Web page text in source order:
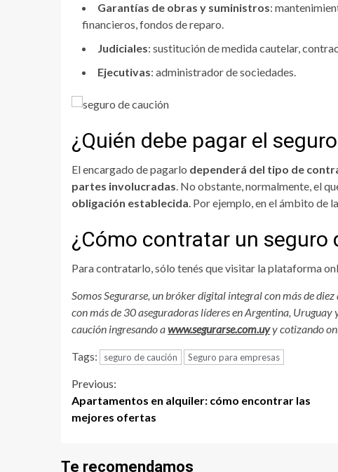
Garantías de obras y suministros:
financieros, fondos de reparo.
Judiciales: sustitución de medida cautelar,
Ejecutivas: administrador de sociedades.
¿Quién debe pagar el
El encargado de pagarlo dependerá del tipo de
partes involucradas. No obstante, normalmente, el
obligación establecida. Por ejemplo, en el ámbito de
¿Cómo contratar un seguro
Para contratarlo, sólo tenés que visitar la plataforma
Somos Segurarse, un bróker digital integral con más de
con más de 30 aseguradoras líderes en Argentina,
caución ingresando awww.segurarse.com.uyy cotizando
Tags: seguro de caución Seguro para empresas
Continue
Reading
Previous:
Apartamentos en alquiler: cómo encontrar las
mejores ofertas
Te recomendamos